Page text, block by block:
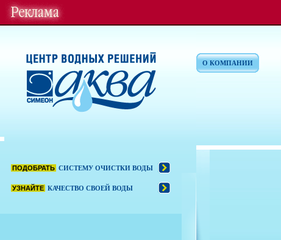
ПОДОБРАТЬ СИСТЕМУ ОЧИСТКИ ВОДЫ
УЗНАЙТЕ КАЧЕСТВО СВОЕЙ ВОДЫ
О КОМПАНИИ